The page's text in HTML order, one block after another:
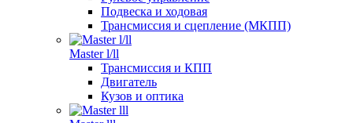
Подвеска и ходовая
Трансмиссия и сцепление (МКПП)
Master l/ll
Трансмиссия и КПП
Двигатель
Кузов и оптика